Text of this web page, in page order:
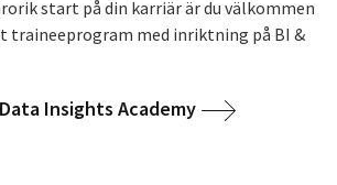
start på din karriär är du välkommen
traineeprogram med inriktning på BI &
Insights Academy